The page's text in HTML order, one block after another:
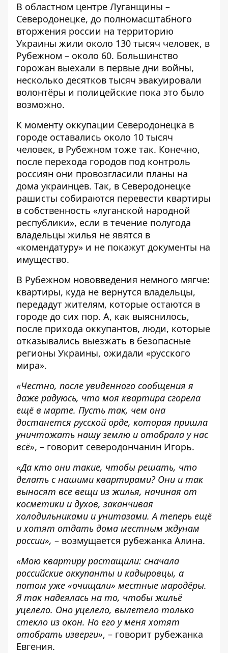
В областном центре Луганщины –
Северодонецке, до полномасштабного
вторжения россии на территорию
Украины жили около 130 тысяч человек, в
Рубежном – около 60. Большинство
горожан выехали в первые дни войны,
несколько десятков тысяч эвакуировали
волонтёры и полицейские пока это было
возможно.
К моменту оккупации Северодонецка в
городе оставались около 10 тысяч
человек, в Рубежном тоже так. Конечно,
после перехода городов под контроль
россиян они провозгласили планы на
дома украинцев. Так, в Северодонецке
рашисты собираются перевести квартиры
в собственность «луганской народной
республики», если в течение полугода
владельцы жилья не явятся в
«комендатуру» и не покажут документы на
имущество.
В Рубежном нововведения немного мягче:
квартиры, куда не вернутся владельцы,
передадут жителям, которые остаются в
городе до сих пор. А, как выяснилось,
после прихода оккупантов, люди, которые
отказывались выезжать в безопасные
регионы Украины, ожидали «русского
мира».
«Честно, после увиденного сообщения я
даже радуюсь, что моя квартира сгорела
ещё в марте. Пусть так, чем она
достанется русской орде, которая пришла
уничтожать нашу землю и отобрала у нас
всё», – говорит северодончанин Игорь.
«Да кто они такие, чтобы решать, что
делать с нашими квартирами? Они и так
выносят все вещи из жилья, начиная от
косметики и духов, заканчивая
холодильниками и унитазами. А теперь ещё
и хотят отдать дома местным ждунам
россии», – возмущается рубежанка Алина.
«Мою квартиру растащили: сначала
российские оккупанты и кадыровцы, а
потом уже «очищали» местные мародёры.
Я так надеялась на то, чтобы жильё
уцелело. Оно уцелело, вылетело только
стекло из окон. Но его у меня хотят
отобрать изверги», – говорит рубежанка
Евгения.